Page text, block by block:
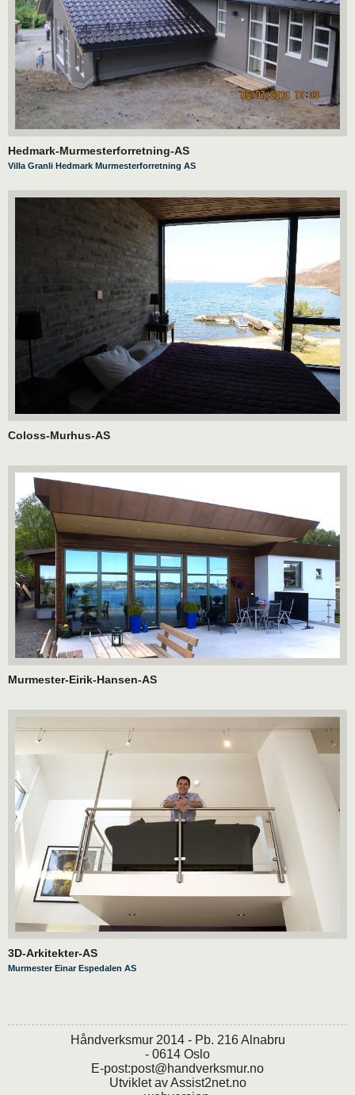
Hedmark-Murmesterforretning-AS
Villa Granli Hedmark Murmesterforretning AS
Coloss-Murhus-AS
Murmester-Eirik-Hansen-AS
3D-Arkitekter-AS
Murmester Einar Espedalen AS
Håndverksmur 2014 - Pb. 216 Alnabru
- 0614 Oslo
E-post:post@handverksmur.no
Utviklet avAssist2net.no